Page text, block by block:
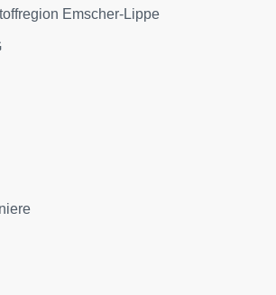
Emscher-Lippe